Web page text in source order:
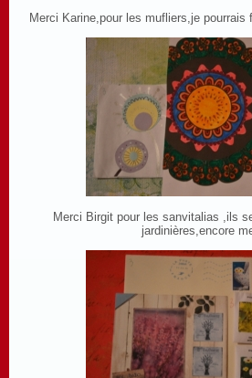
Merci Karine,pour les mufliers,je pourrais
Merci Birgit pour les sanvitalias ,ils
jardinières,encore